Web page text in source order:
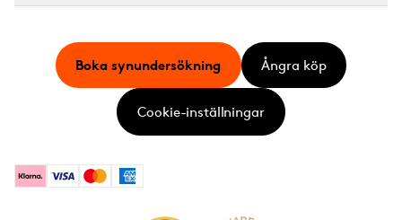
KlarnaVisa MastercardAmerican Express
Boka synundersökning Ångra köp
Cookie-inställningar